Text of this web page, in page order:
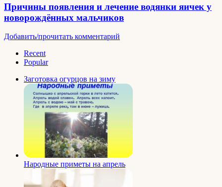
Причины появления и лечение водянки яичек у
новорождённых мальчиков
Добавить/прочитать комментарий
Recent
Popular
Заготовка огурцов на зиму
Народные приметы на апрель